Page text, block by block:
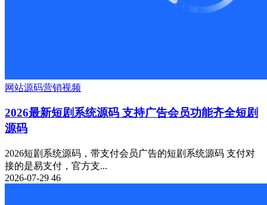
网站源码营销视频
2026最新短剧系统源码 支持广告会员功能齐全短剧
源码
2026短剧系统源码，带支付会员广告的短剧系统源码 支付对
接的是易支付，官方支...
2026-07-29 46